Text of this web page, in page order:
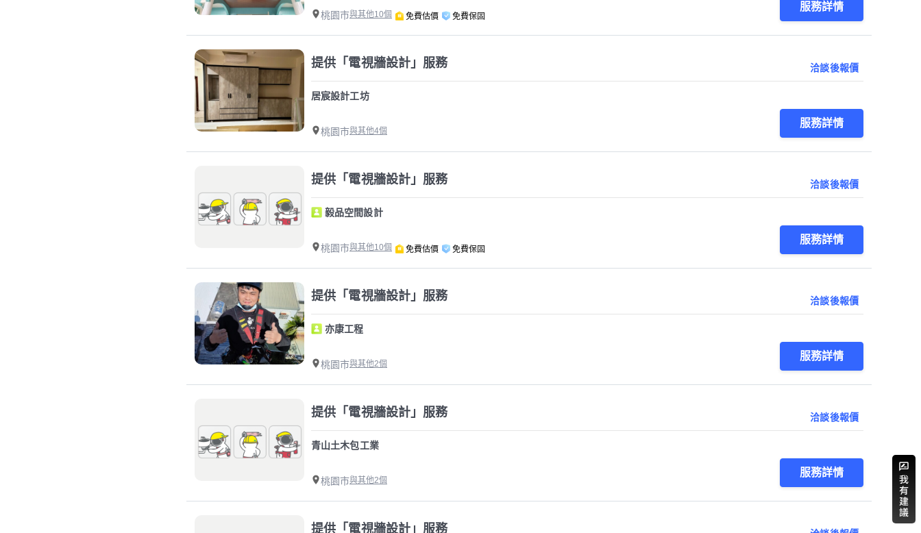
桃園市與其他10個 免費估價 免費保固
服務詳情
提供「電視牆設計」服務 洽談後報價
居宸設計工坊
桃園市與其他4個
服務詳情
提供「電視牆設計」服務 洽談後報價
毅品空間設計
桃園市與其他10個 免費估價 免費保固
服務詳情
提供「電視牆設計」服務 洽談後報價
亦康工程
桃園市與其他2個
服務詳情
提供「電視牆設計」服務 洽談後報價
青山土木包工業
桃園市與其他2個
服務詳情
提供「電視牆設計」服務